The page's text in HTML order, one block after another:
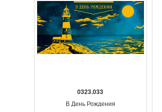
0323.033
В День Рождения